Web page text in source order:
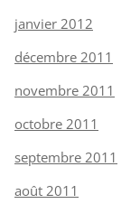
janvier 2012
décembre 2011
novembre 2011
octobre 2011
septembre 2011
août 2011